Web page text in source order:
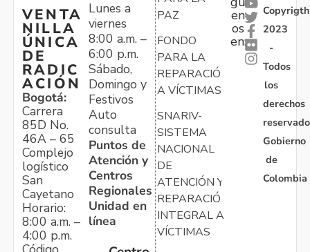
VENTA
NILLA
ÚNICA
DE
RADIC
ACIÓN
Bogotá:
Carrera
85D No.
46A – 65
Complejo
logístico
San
Cayetano
Horario:
8:00 a.m. –
4:00 p.m.
Lunes a
viernes
8:00 a.m. –
6:00 p.m.
Sábado,
Domingo y
Festivos
Auto
consulta
Puntos de
Atención y
Centros
Regionales
Unidad en
línea
PAZ
FONDO
PARA LA
REPARACIÓN
A VÍCTIMAS
SNARIV-
SISTEMA
NACIONAL
DE
ATENCIÓN Y
REPARACIÓN
INTEGRAL A
VÍCTIMAS
en
os
en:
Copyrigth
2023
-
Todos
los
derechos
Gobierno
de
Colombia